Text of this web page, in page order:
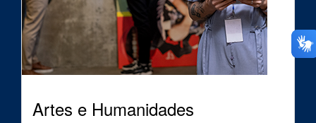
Artes e Humanidades